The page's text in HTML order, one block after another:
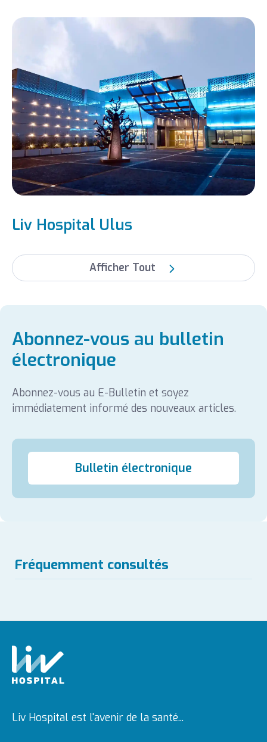
Liv Hospital Ulus
Afficher Tout
Abonnez-vous au bulletin
électronique
Abonnez-vous au E-Bulletin et soyez
immédiatement informé des nouveaux articles.
Bulletin électronique
Fréquemment consultés
Liv Hospital est l'avenir de la santé...